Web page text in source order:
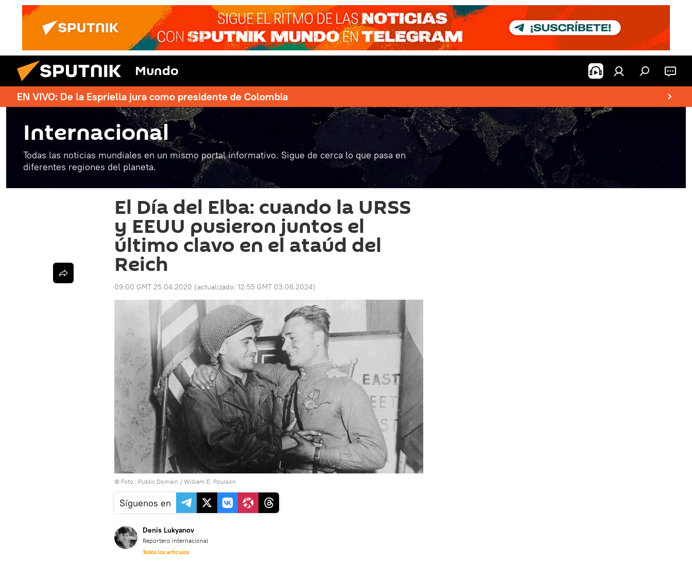
Mundo
EN VIVO: De la Espriella jura como presidente de Colombia
Internacional
Todas las noticias mundiales en un mismo portal informativo. Sigue de cerca lo que pasa en
diferentes regiones del planeta.
El Día del Elba: cuando la URSS
y EEUU pusieron juntos el
último clavo en el ataúd del
Reich
09:00 GMT 25.04.2020 (actualizado: 12:55 GMT 03.06.2024)
© Foto : Public Domain / William E. Poulson
Síguenos en
Denis Lukyanov
Reportero internacional
Todos los artículos